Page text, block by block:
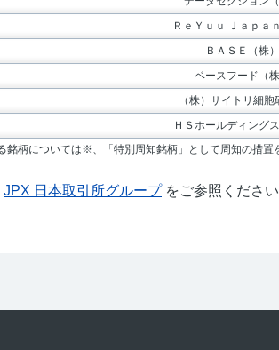
JPX 日本取引所グループをご参照ください